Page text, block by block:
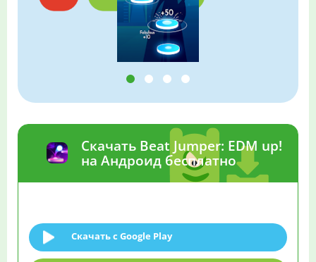
Скачать Beat Jumper: EDM up!
на Андроид бесплатно
Скачать c Google Play